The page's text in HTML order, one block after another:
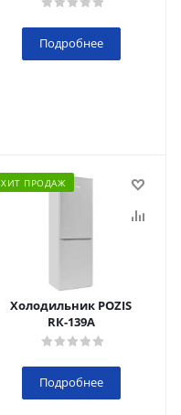
Подробнее
ХИТ ПРОДАЖ
Холодильник POZIS
RК-139А
Подробнее